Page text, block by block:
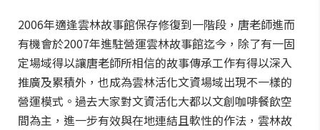
2006年適逢雲林故事館保存修復到一階段，唐老師進而
有機會於2007年進駐營運雲林故事館迄今，除了有一固
定場域得以讓唐老師所相信的故事傳承工作有得以深入
推廣及累積外，也成為雲林活化文資場域出現不一樣的
營運模式。過去大家對文資活化大都以文創咖啡餐飲空
間為主，進一步有效與在地連結且軟性的作法，雲林故